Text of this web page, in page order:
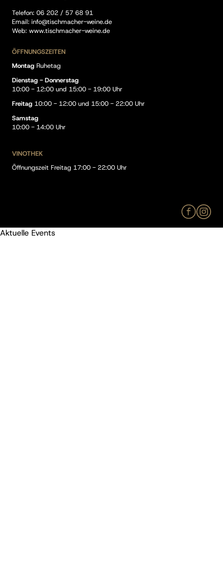
Telefon: 06 202 / 57 68 91
Email: info@tischmacher-weine.de
Web: www.tischmacher-weine.de
ÖFFNUNGSZEITEN
Montag Ruhetag
Dienstag - Donnerstag
10:00 - 12:00 und 15:00 - 19:00 Uhr
Freitag 10:00 - 12:00 und 15:00 - 22:00 Uhr
Samstag
10:00 - 14:00 Uhr
VINOTHEK
Öffnungszeit Freitag 17:00 - 22:00 Uhr
Aktuelle Events